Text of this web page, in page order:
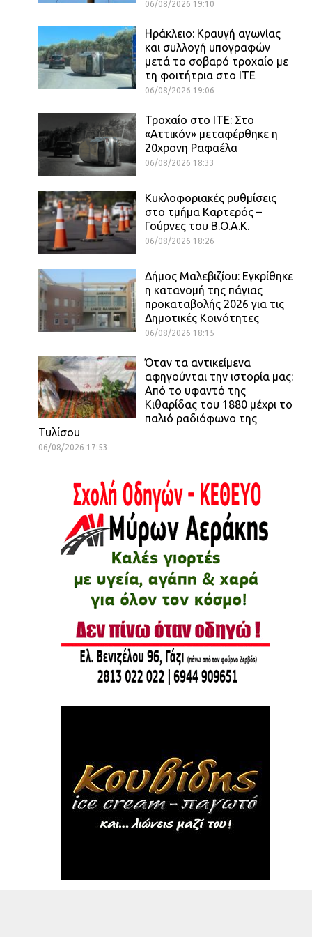
06/08/2026 19:10
Ηράκλειο: Κραυγή αγωνίας
και συλλογή υπογραφών
μετά το σοβαρό τροχαίο με
τη φοιτήτρια στο ΙΤΕ
06/08/2026 19:06
Τροχαίο στο ΙΤΕ: Στο
«Αττικόν» μεταφέρθηκε η
20χρονη Ραφαέλα
06/08/2026 18:33
Κυκλοφοριακές ρυθμίσεις
στο τμήμα Καρτερός –
Γούρνες του Β.Ο.Α.Κ.
06/08/2026 18:26
Δήμος Μαλεβιζίου: Εγκρίθηκε
η κατανομή της πάγιας
προκαταβολής 2026 για τις
Δημοτικές Κοινότητες
06/08/2026 18:15
Όταν τα αντικείμενα
αφηγούνται την ιστορία μας:
Από το υφαντό της
Κιθαρίδας του 1880 μέχρι το
παλιό ραδιόφωνο της
Τυλίσου
06/08/2026 17:53